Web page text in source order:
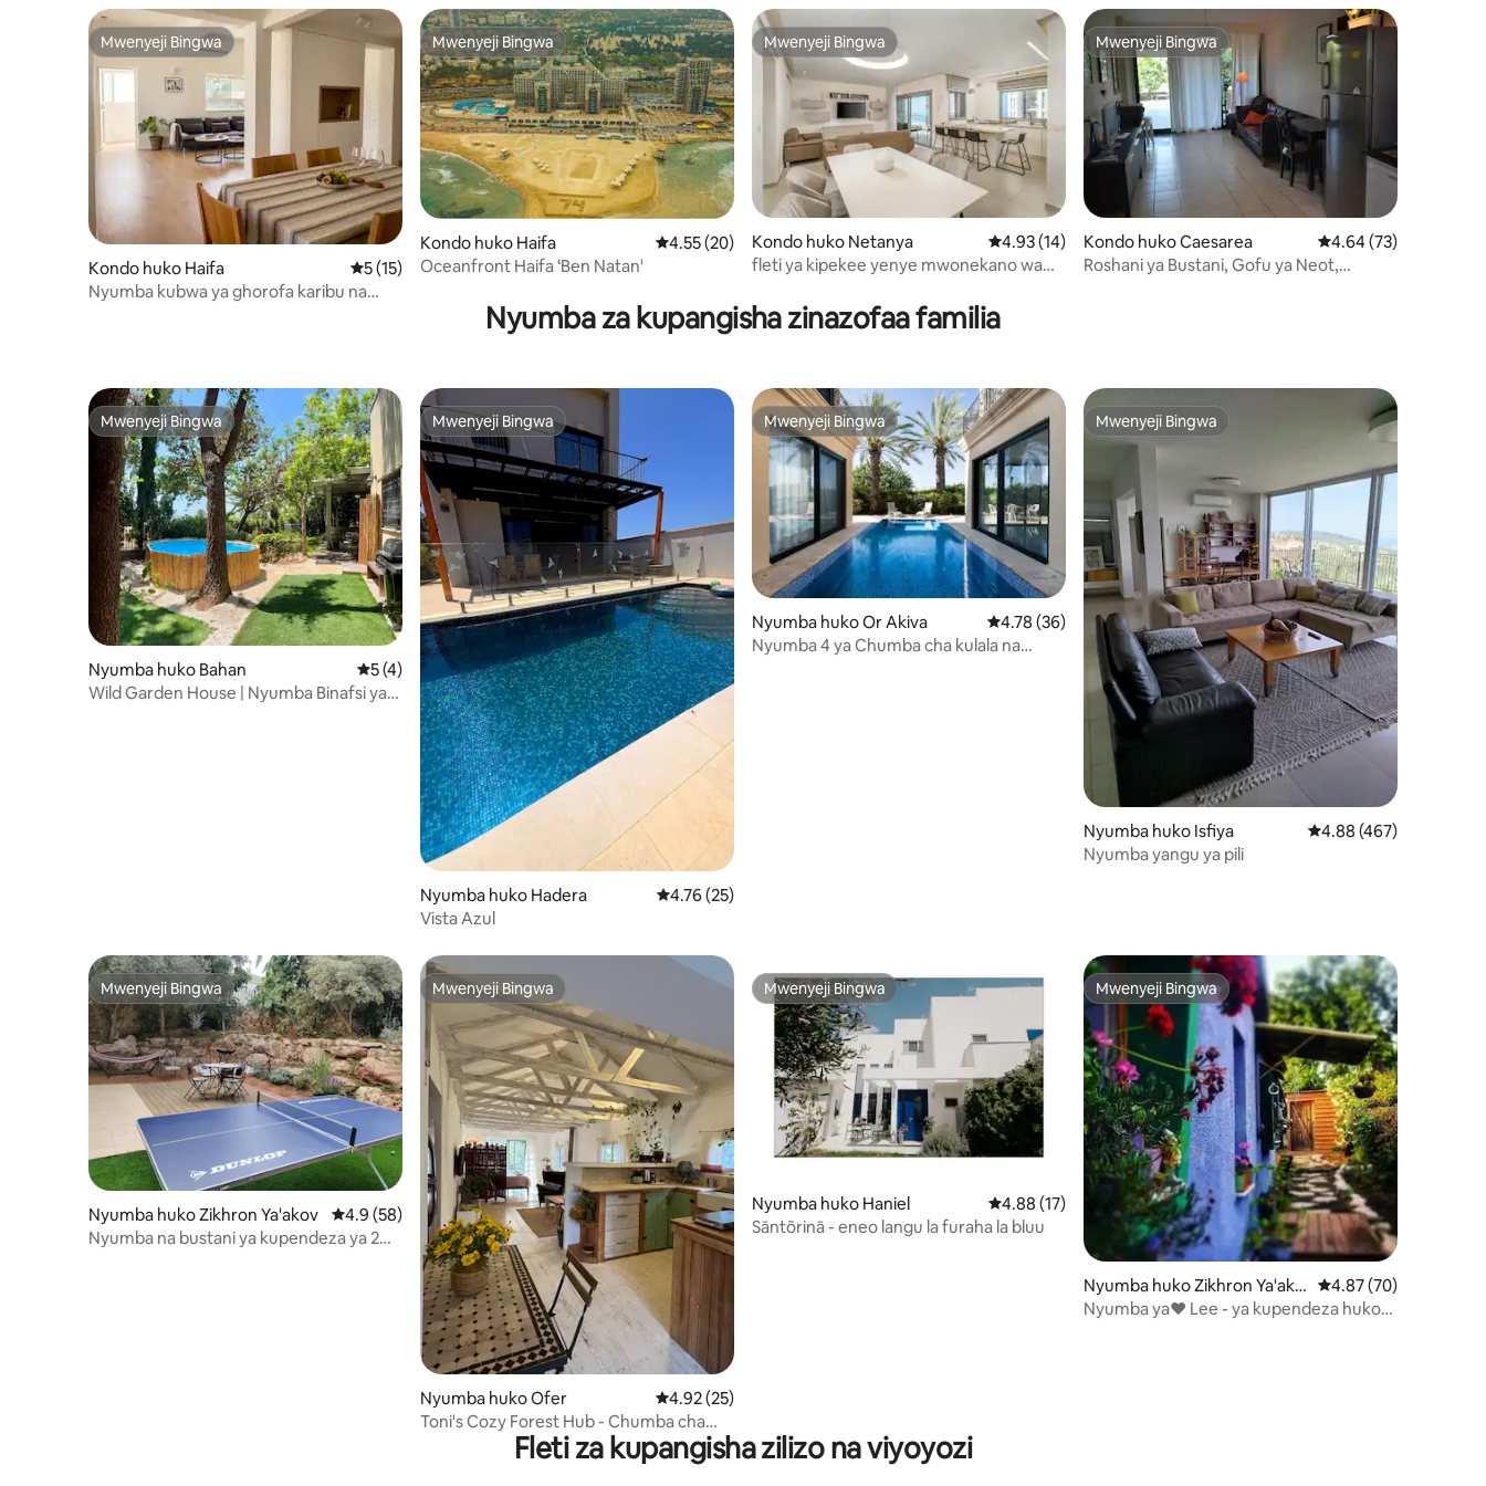
Mwenyeji Bingwa
Mwenyeji Bingwa
Kondo huko Haifa Ukadiriaji wa wastani wa 5 kati ya 5, tathmini 15
5 (15)
Nyumba kubwa ya ghorofa karibu na
Mwenyeji Bingwa
Mwenyeji Bingwa
Kondo huko Haifa Ukadiriaji wa wastani wa 4.55 kati ya 5, tathmini 20
4.55 (20)
Oceanfront Haifa ‘Ben Natan'
Mwenyeji Bingwa
Mwenyeji Bingwa
Kondo huko Netanya Ukadiriaji wa wastani wa 4.93 kati ya 5, tathmini 14
4.93 (14)
fleti ya kipekee yenye mwonekano wa
Mwenyeji Bingwa
Mwenyeji Bingwa
Kondo huko Caesarea Ukadiriaji wa wastani
4.64 (73)
Roshani ya Bustani, Gofu ya Neot,
Nyumba za kupangisha zinazofaa familia
Mwenyeji Bingwa
Mwenyeji Bingwa
Nyumba huko Bahan Ukadiriaji wa wastani wa 5 kati ya 5, tathmini 4
5 (4)
Wild Garden House | Nyumba Binafsi ya
Mwenyeji Bingwa
Mwenyeji Bingwa
Nyumba huko Hadera Ukadiriaji wa wastani wa 4.76 kati ya 5, tathmini 25
4.76 (25)
Vista Azul
Mwenyeji Bingwa
Mwenyeji Bingwa
Nyumba huko Or Akiva Ukadiriaji wa wastani wa 4.78 kati ya 5, tathmini 36
4.78 (36)
Nyumba 4 ya Chumba cha kulala na
Mwenyeji Bingwa
Mwenyeji Bingwa
Nyumba huko Isfiya Ukadiriaji wa wastani
4.88 (467)
Nyumba yangu ya pili
Mwenyeji Bingwa
Mwenyeji Bingwa
Nyumba huko Zikhron Ya'akov Ukadiriaji wa wastani wa 4.9 kati ya 5, tathmini 58
4.9 (58)
Nyumba na bustani ya kupendeza ya 2
Mwenyeji Bingwa
Mwenyeji Bingwa
Nyumba huko Ofer Ukadiriaji wa wastani wa 4.92 kati ya 5, tathmini 25
4.92 (25)
Toni's Cozy Forest Hub - Chumba cha
Studio kilicho na Chumba cha Usalama
Mwenyeji Bingwa
Mwenyeji Bingwa
Nyumba huko Haniel Ukadiriaji wa wastani wa 4.88 kati ya 5, tathmini 17
4.88 (17)
Sāntõrinā - eneo langu la furaha la bluu
Mwenyeji Bingwa
Mwenyeji Bingwa
Nyumba huko Zikhron Ya'ako
v
Ukadiriaji wa wastani
4.87 (70)
Nyumba ya❤ Lee - ya kupendeza huko
Fleti za kupangisha zilizo na viyoyozi